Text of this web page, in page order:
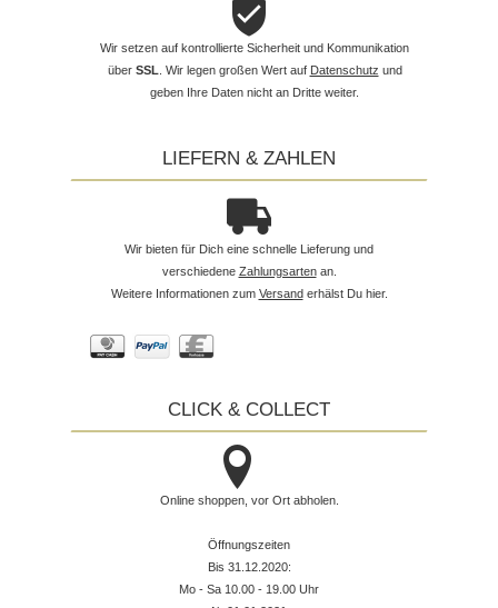
Wir setzen auf kontrollierte Sicherheit und Kommunikation
über SSL . Wir legen großen Wert auf Datenschutz und
geben Ihre Daten nicht an Dritte weiter.
LIEFERN & ZAHLEN
Wir bieten für Dich eine schnelle Lieferung und
verschiedene Zahlungsartenan.
Weitere Informationen zum Versanderhälst Du hier.
CLICK & COLLECT
Online shoppen, vor Ort abholen.
Öffnungszeiten
Bis 31.12.2020:
Mo - Sa 10.00 - 19.00 Uhr